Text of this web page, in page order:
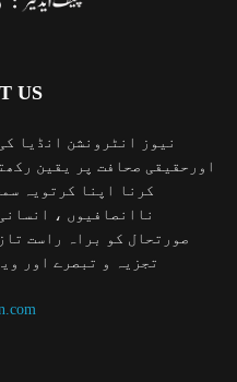
US
نیوز انٹرونشن انڈیا
اورحقیقی صحافت پر یقین
کرنا اپنا کرتویہ
ناانصافیوں ،
صورتحال کو براہ راست
تجزیہ و تبصرے اور